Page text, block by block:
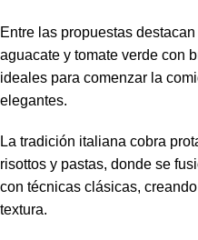
Entre las propuestas
aguacate y tomate verde con
ideales para comenzar la
elegantes.
La tradición italiana cobra
risottos y pastas, donde se
con técnicas clásicas,
textura.